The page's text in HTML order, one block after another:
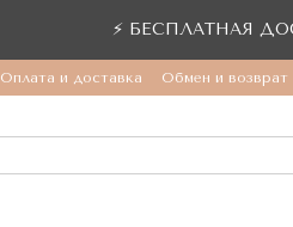
⚡ БЕСПЛАТНАЯ
Оплата и доставка Обмен и возврат